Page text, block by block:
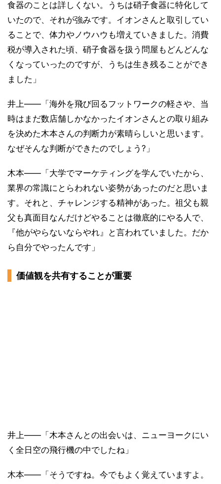
食器のことは詳しくない。うちは硝子食器に特化して
いたので、それが強みです。イオンさんと取引してい
ることで、体力やノウハウも増えていきました。消費
税が導入された頃、硝子食器を扱う問屋もどんどんな
くなっていったのですが、うちは生き残ることができ
ました」
井上――「海外を飛び回るフットワークの軽さや、当
時はまだ数店舗しかなかったイオンさんとの取り組み
を決めた木本さんの判断力が素晴らしいと思います。
なぜそんな判断ができたのでしょう?」
木本――「大学でマーケティングを学んでいたから、
業界の常識にとらわれない姿勢があったのだと思いま
す。それと、チャレンジする精神があった。祖父も親
父も真面目なんだけどやることは徹底的にやる人で、
『他がやらないならやれ』と言われていました。だか
ら自分でやったんです」
価値観を共有することが重要
井上――「木本さんとの出会いは、ニューヨークにい
く全日空の飛行機の中でしたね」
木本――「そうですね。今でもよく覚えていますよ。